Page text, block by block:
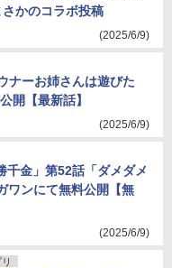
かのコラボ投稿
(2025/6/9)
ナーお姉さんは遊びた
開【最新話】
(2025/6/9)
千金」第52話「ダメダメ
ワンにて無料公開【無
(2025/6/9)